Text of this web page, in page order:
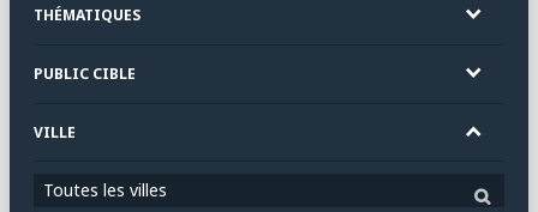
THÉMATIQUES
PUBLIC CIBLE
VILLE
Toutes les villes